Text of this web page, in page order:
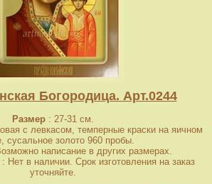
Богородица. Арт.0244
Размер: 27-31 см.
с левкасом, темперные краски на яичном
сусальное золото 960 пробы.
написание в других размерах.
: Нет в наличии. Срок изготовления на заказ
уточняйте.